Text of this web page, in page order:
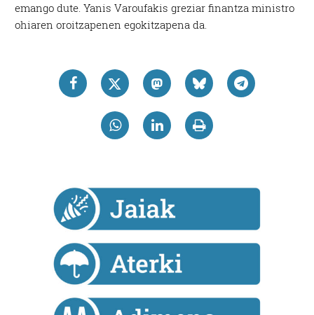
emango dute. Yanis Varoufakis greziar finantza ministro
ohiaren oroitzapenen egokitzapena da.